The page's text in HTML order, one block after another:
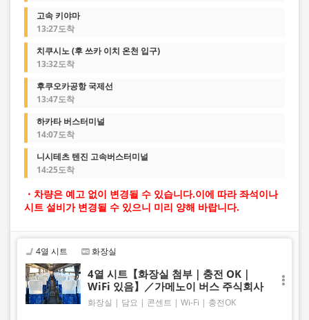
고속 키야마
13:27도착
치쿠시노 (후 쓰카 이치 온천 입구)
13:32도착
후쿠오카공항 국제선
13:47도착
하카타 버스터미널
14:07도착
니시테츠 텐진 고속버스터미널
14:25도착
・차량은 예고 없이 변경될 수 있습니다.이에 따라 좌석이나
시트 설비가 변경될 수 있으니 미리 양해 바랍니다.
4열 시트 화장실
4열 시트【화장실 첨부｜충전 OK｜
WiFi 있음】／가메노이 버스 주식회사
화장실 담요 콘센트 Wi-Fi 충전OK